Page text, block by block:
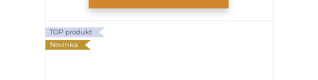
TOP produkt
Novinka